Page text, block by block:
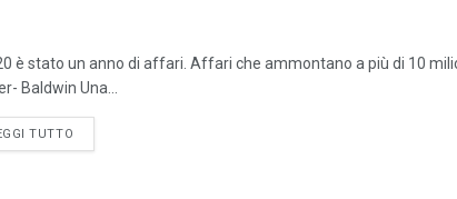
è stato un anno di affari. Affari che ammontano a più di 10
Baldwin Una...
TUTTO